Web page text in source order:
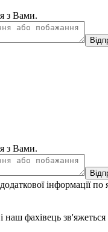
з Вами.
з Вами.
інформації по
наш фахівець